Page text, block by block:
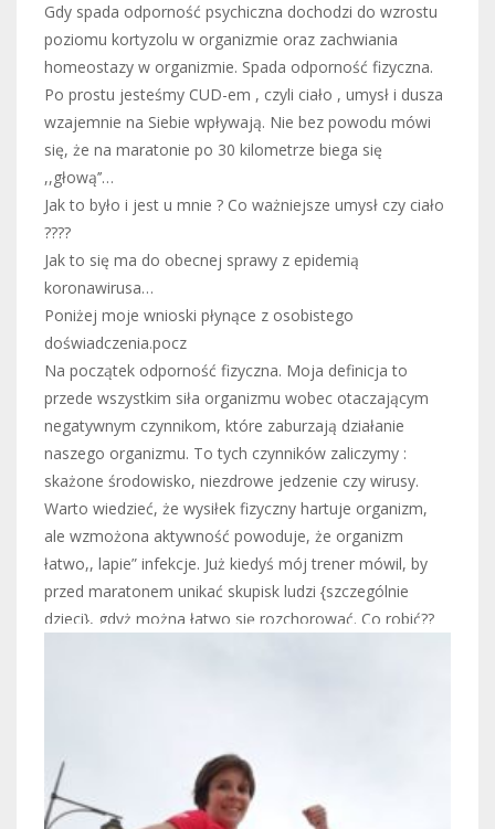
Gdy spada odporność psychiczna dochodzi do wzrostu
poziomu kortyzolu w organizmie oraz zachwiania
homeostazy w organizmie. Spada odporność fizyczna.
Po prostu jesteśmy CUD-em , czyli ciało , umysł i dusza
wzajemnie na Siebie wpływają. Nie bez powodu mówi
się, że na maratonie po 30 kilometrze biega się
,,głową’’…
Jak to było i jest u mnie ? Co ważniejsze umysł czy ciało
????
Jak to się ma do obecnej sprawy z epidemią
koronawirusa…
Poniżej moje wnioski płynące z osobistego
doświadczenia.pocz
Na początek odporność fizyczna. Moja definicja to
przede wszystkim siła organizmu wobec otaczającym
negatywnym czynnikom, które zaburzają działanie
naszego organizmu. To tych czynników zaliczymy :
skażone środowisko, niezdrowe jedzenie czy wirusy.
Warto wiedzieć, że wysiłek fizyczny hartuje organizm,
ale wzmożona aktywność powoduje, że organizm
łatwo,, lapie” infekcje. Już kiedyś mój trener mówil, by
przed maratonem unikać skupisk ludzi {szczególnie
dzieci}, gdyż można łatwo się rozchorować. Co robić??